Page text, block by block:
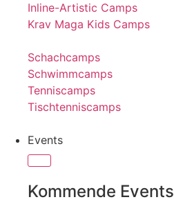
Inline-Artistic Camps
Krav Maga Kids Camps
Schachcamps
Schwimmcamps
Tenniscamps
Tischtenniscamps
Events
Kommende Events